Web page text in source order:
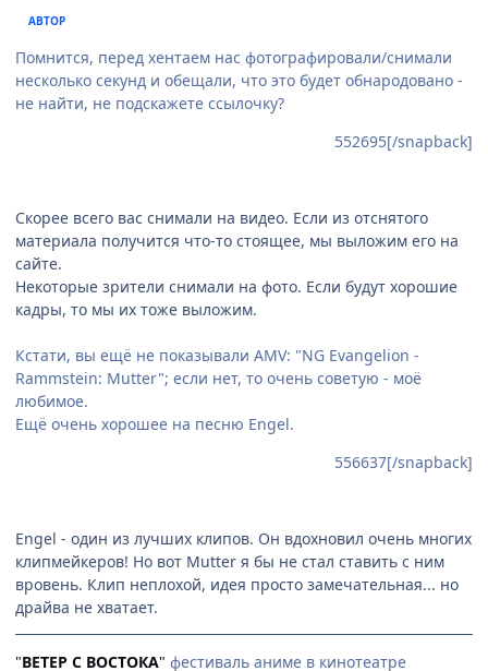
АВТОР
Помнится, перед хентаем нас фотографировали/снимали
несколько секунд и обещали, что это будет обнародовано -
не найти, не подскажете ссылочку?
552695[/snapback]
Скорее всего вас снимали на видео. Если из отснятого
материала получится что-то стоящее, мы выложим его на
сайте.
Некоторые зрители снимали на фото. Если будут хорошие
кадры, то мы их тоже выложим.
Кстати, вы ещё не показывали AMV: "NG Evangelion -
Rammstein: Mutter"; если нет, то очень советую - моё
любимое.
Ещё очень хорошее на песню Engel.
556637[/snapback]
Engel - один из лучших клипов. Он вдохновил очень многих
клипмейкеров! Но вот Mutter я бы не стал ставить с ним
вровень. Клип неплохой, идея просто замечательная... но
драйва не хватает.
"ВЕТЕР С ВОСТОКА" фестиваль аниме в кинотеатре